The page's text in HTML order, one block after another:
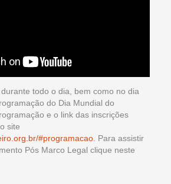
todo o dia, bem como no dia
do Dia Mundial do
e o link das inscrições
site
#programacao. Para assistir
Pós Marco Legal clique neste